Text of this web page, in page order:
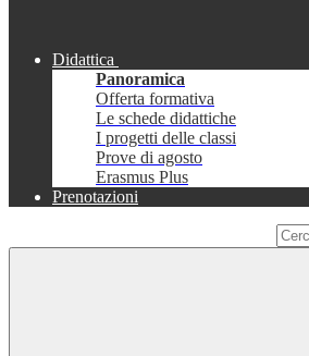
Didattica
Panoramica
Offerta formativa
Le schede didattiche
I progetti delle classi
Prove di agosto
Erasmus Plus
Prenotazioni